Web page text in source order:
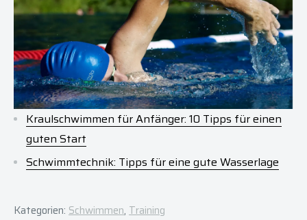
Kraulschwimmen für Anfänger: 10 Tipps für einen
guten Start
Schwimmtechnik: Tipps für eine gute Wasserlage
Kategorien: Schwimmen, Training